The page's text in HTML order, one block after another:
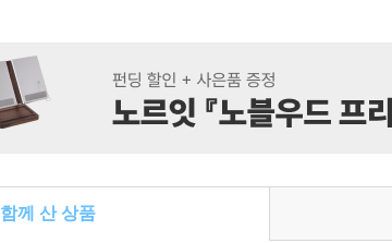
함께 산 상품